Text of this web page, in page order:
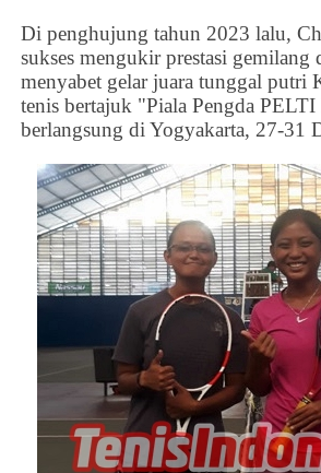
Di penghujung tahun 2023 lalu,
sukses mengukir prestasi gemilang
menyabet gelar juaratunggal putri
tenis bertajuk "Piala Pengda
berlangsung di Yogyakarta, 27-31